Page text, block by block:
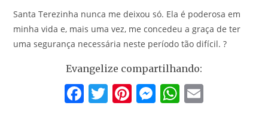
Santa Terezinha nunca me deixou só. Ela é poderosa em
minha vida e, mais uma vez, me concedeu a graça de ter
uma segurança necessária neste período tão difícil. ?
Evangelize compartilhando:
F T Pi M W